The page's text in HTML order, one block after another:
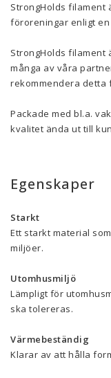
StrongHolds filament
föroreningar enligt
StrongHolds filament
många av våra
rekommendera detta
Packade med bl.a.
kvalitet ända ut till
Egenskaper
Starkt
Ett starkt material
miljöer.
Utomhusmiljö
Lämpligt för
ska tolereras.
Värmebeständig
Klarar av att hålla